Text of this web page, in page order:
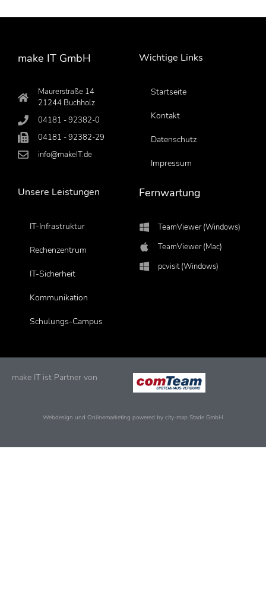
make IT GmbH
Maurerstraße 14
21244 Buchholz
04181 - 92382-0
04181 - 92382-29
info@makeIT.de
Wichtige Links
Startseite
Kontakt
Datenschutz
Impressum
Unsere Leistungen
IT-Infrastruktur
Rechenzentrum
IT-Sicherheit
Kommunikation
Schulungs-Campus
Fernwartung
TeamViewer (Windows)
TeamViewer (Mac)
pcvisit (Windows)
make IT ist Partner von
Webdesign und Onlinemarketing powered by city-map Stade GmbH